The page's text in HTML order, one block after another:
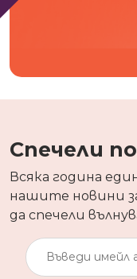
Спечели
Всяка година
нашите новини
да спечели